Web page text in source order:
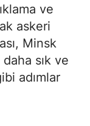
ve
askeri
Minsk
sık ve
adımlar